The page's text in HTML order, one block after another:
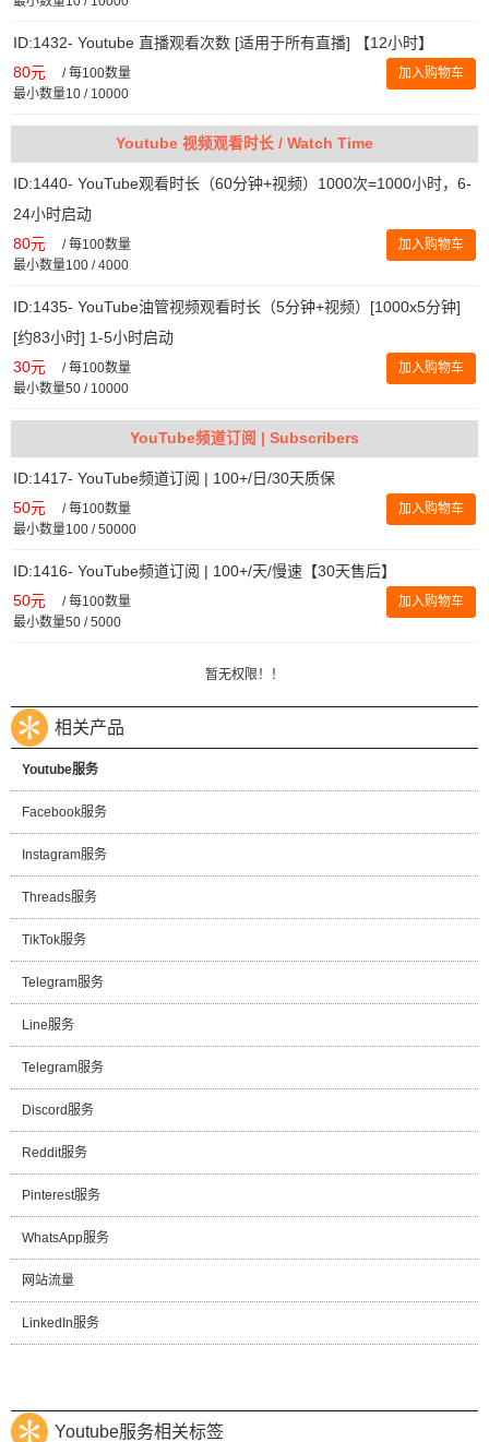
ID:1432- Youtube 直播观看次数 [适用于所有直播] 【12小时】
80元 /每100数量
最小数量10 / 10000
加入购物车
Youtube 视频观看时长 / Watch Time
ID:1440- YouTube观看时长（60分钟+视频）1000次=1000小时，6-
24小时启动
80元 /每100数量
最小数量100 / 4000
加入购物车
ID:1435- YouTube油管视频观看时长（5分钟+视频）[1000x5分钟]
[约83小时] 1-5小时启动
30元 /每100数量
最小数量50 / 10000
加入购物车
YouTube频道订阅 | Subscribers
ID:1417- YouTube频道订阅 | 100+/日/30天质保
50元 /每100数量
最小数量100 / 50000
加入购物车
ID:1416- YouTube频道订阅 | 100+/天/慢速【30天售后】
50元 /每100数量
最小数量50 / 5000
加入购物车
暂无权限！！
相关产品
Youtube服务
Facebook服务
Instagram服务
Threads服务
TikTok服务
Telegram服务
Line服务
Telegram服务
Discord服务
Reddit服务
Pinterest服务
WhatsApp服务
网站流量
LinkedIn服务
Youtube服务相关标签